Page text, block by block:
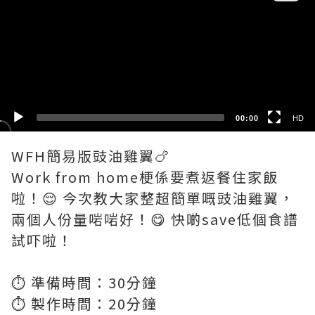
00:00 HD
WFH簡易版豉油雞翼🍗
Work from home梗係要煮返餐住家飯
啦！😌 今次教大家整超簡單嘅豉油雞翼，
兩個人份量啱啱好！😋 快啲save低個食譜
試吓啦！
⏱️ 準備時間：30分鐘
⏱️ 製作時間：20分鐘